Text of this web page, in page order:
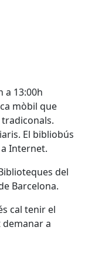
a 13:00h
mòbil que
El bibliobús
Internet.
del
Barcelona.
cal tenir el
a